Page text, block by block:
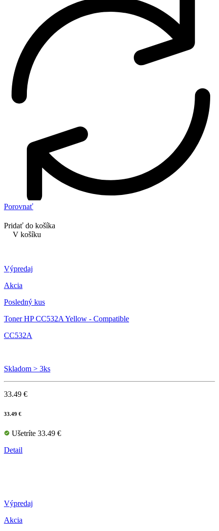
Porovnať
Pridať do košíka
V košíku
Výpredaj
Akcia
Posledný kus
Toner HP CC532A Yellow - Compatible
CC532A
Skladom > 3ks
33.49 €
33.49 €
Ušetríte 33.49 €
Detail
Výpredaj
Akcia